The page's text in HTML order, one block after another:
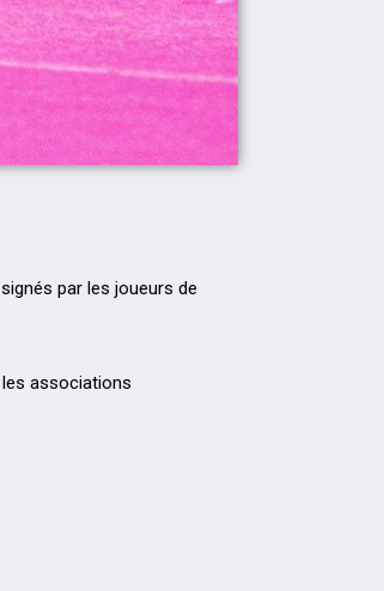
par les joueurs de
associations